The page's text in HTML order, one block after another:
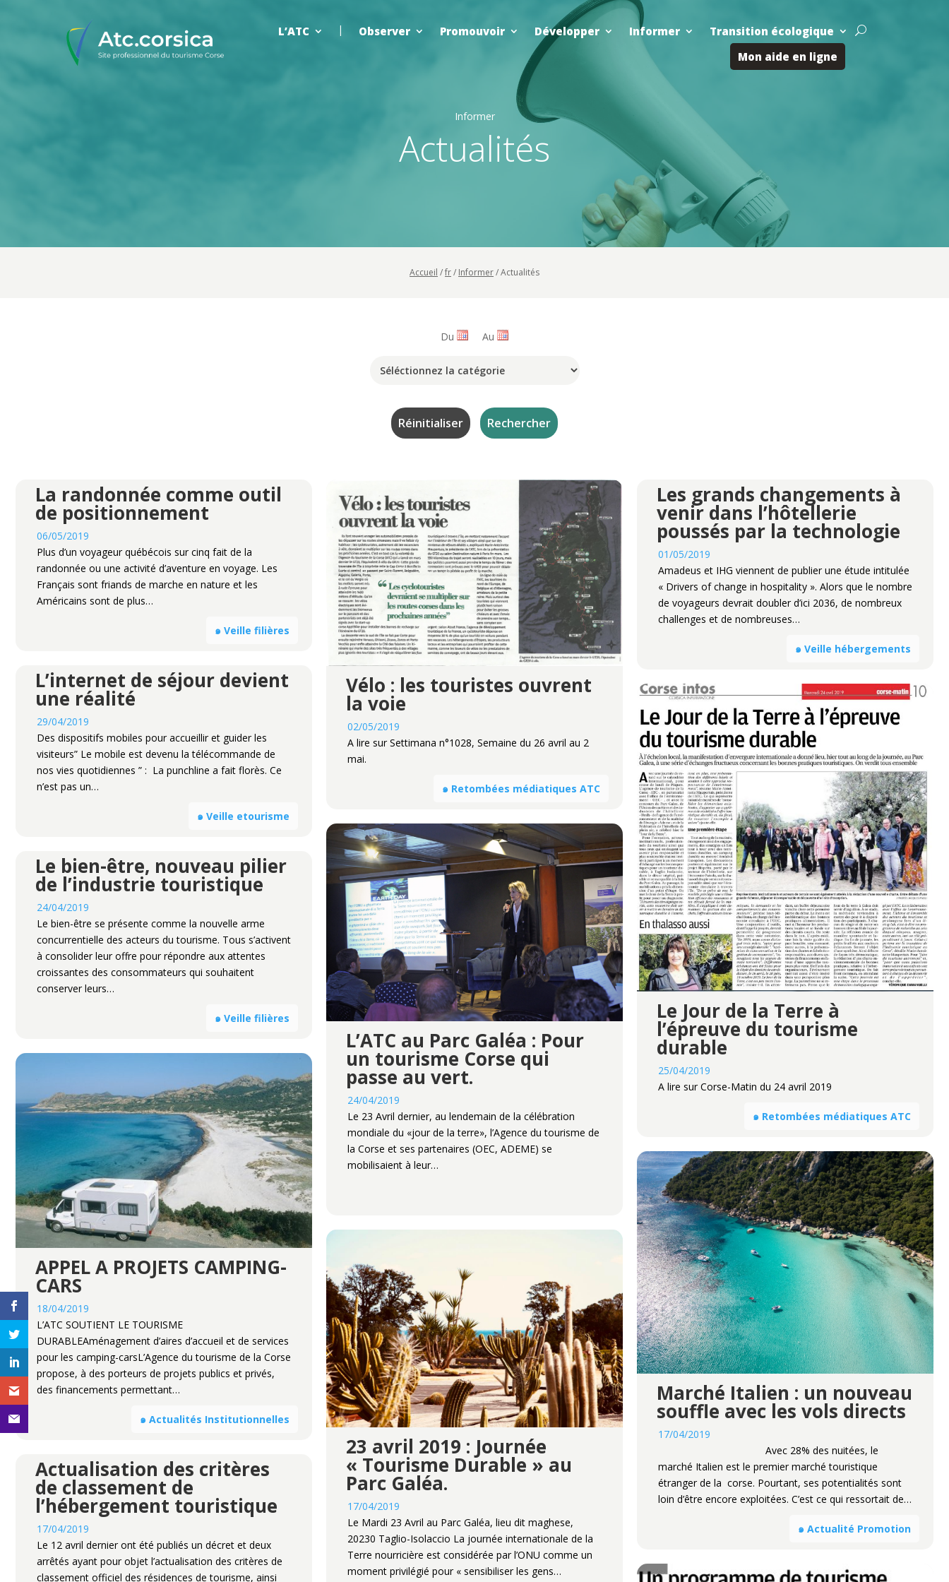
L’ATC Observer Promouvoir Développer Informer
Transition écologique
Mon aide en ligne
U
Informer
Actualités
Accueil /fr/ Informer/Actualités
Du Au
La randonnée comme outil
de positionnement
06/05/2019
Plus d’un voyageur québécois sur cinq fait de la
randonnée ou une activité d’aventure en voyage. Les
Français sont friands de marche en nature et les
Américains sont de plus…
๑ Veille filières
Vélo : les touristes ouvrent
la voie
02/05/2019
A lire sur Settimana n°1028, Semaine du 26 avril au 2
mai.
๑ Retombées médiatiques ATC
Les grands changements à
venir dans l’hôtellerie
poussés par la technologie
01/05/2019
Amadeus et IHG viennent de publier une étude intitulée
« Drivers of change in hospitality ». Alors que le nombre
de voyageurs devrait doubler d’ici 2036, de nombreux
challenges et de nombreuses…
๑ Veille hébergements
L’internet de séjour devient
une réalité
29/04/2019
Des dispositifs mobiles pour accueillir et guider les
visiteurs” Le mobile est devenu la télécommande de
nos vies quotidiennes ” : La punchline a fait florès. Ce
n’est pas un…
๑ Veille etourisme
Le Jour de la Terre à
l’épreuve du tourisme
durable
25/04/2019
A lire sur Corse-Matin du 24 avril 2019
๑ Retombées médiatiques ATC
L’ATC au Parc Galéa : Pour
un tourisme Corse qui
passe au vert.
24/04/2019
Le 23 Avril dernier, au lendemain de la célébration
mondiale du «jour de la terre», l’Agence du tourisme de
la Corse et ses partenaires (OEC, ADEME) se
mobilisaient à leur…
Le bien-être, nouveau pilier
de l’industrie touristique
24/04/2019
Le bien-être se présente comme la nouvelle arme
concurrentielle des acteurs du tourisme. Tous s’activent
à consolider leur offre pour répondre aux attentes
croissantes des consommateurs qui souhaitent
conserver leurs…
๑ Veille filières
APPEL A PROJETS CAMPING-
CARS
18/04/2019
L’ATC SOUTIENT LE TOURISME
DURABLEAménagement d’aires d’accueil et de services
pour les camping-carsL’Agence du tourisme de la Corse
propose, à des porteurs de projets publics et privés,
des financements permettant…
๑ Actualités Institutionnelles
Marché Italien : un nouveau
souffle avec les vols directs
17/04/2019
Avec 28% des nuitées, le
marché Italien est le premier marché touristique
étranger de la corse. Pourtant, ses potentialités sont
loin d’être encore exploitées. C’est ce qui ressortait de…
๑ Actualité Promotion
23 avril 2019 : Journée
« Tourisme Durable » au
Parc Galéa.
17/04/2019
Le Mardi 23 Avril au Parc Galéa, lieu dit maghese,
20230 Taglio-Isolaccio La journée internationale de la
Terre nourricière est considérée par l’ONU comme un
moment privilégié pour « sensibiliser les gens…
Actualisation des critères
de classement de
l’hébergement touristique
17/04/2019
Le 12 avril dernier ont été publiés un décret et deux
arrêtés ayant pour objet l’actualisation des critères de
classement officiel des résidences de tourisme, ainsi